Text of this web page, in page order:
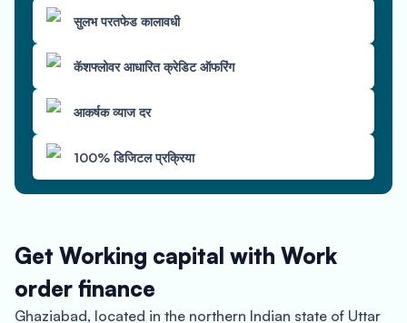
सुलभ परतफेड कालावधी
कॅशफ्लोवर आधारित क्रेडिट ऑफरिंग
आकर्षक व्याज दर
100% डिजिटल प्रक्रिया
Get Working capital with Work
order finance
Ghaziabad, located in the northern Indian state of Uttar